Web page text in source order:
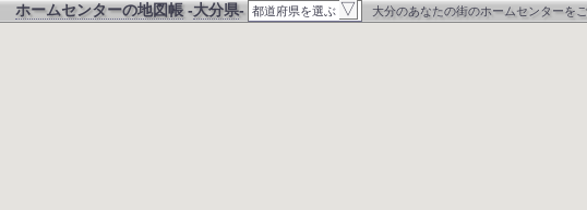
ホームセンターの地図帳-大分県- 都道府県を選ぶ ▽ 大分のあなたの街のホームセンターをご